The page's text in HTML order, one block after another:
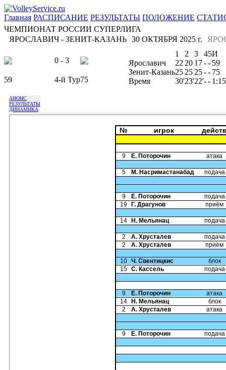
Главная РАСПИСАНИЕ РЕЗУЛЬТАТЫ ПОЛОЖЕНИЕ
ЧЕМПИОНАТ РОССИИ СУПЕРЛИГА
ЯРОСЛАВИЧ - ЗЕНИТ-КАЗАНЬ 30 ОКТЯБРЯ 2025 г.
0 - 3
59 4-й Тур75
1 2 3 45И
Ярославич
22 20 17-- 59
Зенит-Казань25 25 25-- 75
Время
30'23'22'-- 1:15
АНОНС
РЕЗУЛЬТАТЫ
ДИНАМИКА
№ игрок
9 Е. Поторочин атака
5 М. Насримастанабад подача
9 Е. Поторочин
подача
19
Г. Драгунов приём
14 Н. Мельянац подача
2 А. Хрусталев
подача
2
А. Хрусталев приём
10 Ч. Свентицкис
блок
15 С. Кассель подача
9 Е. Поторочин
атака
14
Н. Мельянац
блок
2
А. Хрусталев атака
9 Е. Поторочин подача